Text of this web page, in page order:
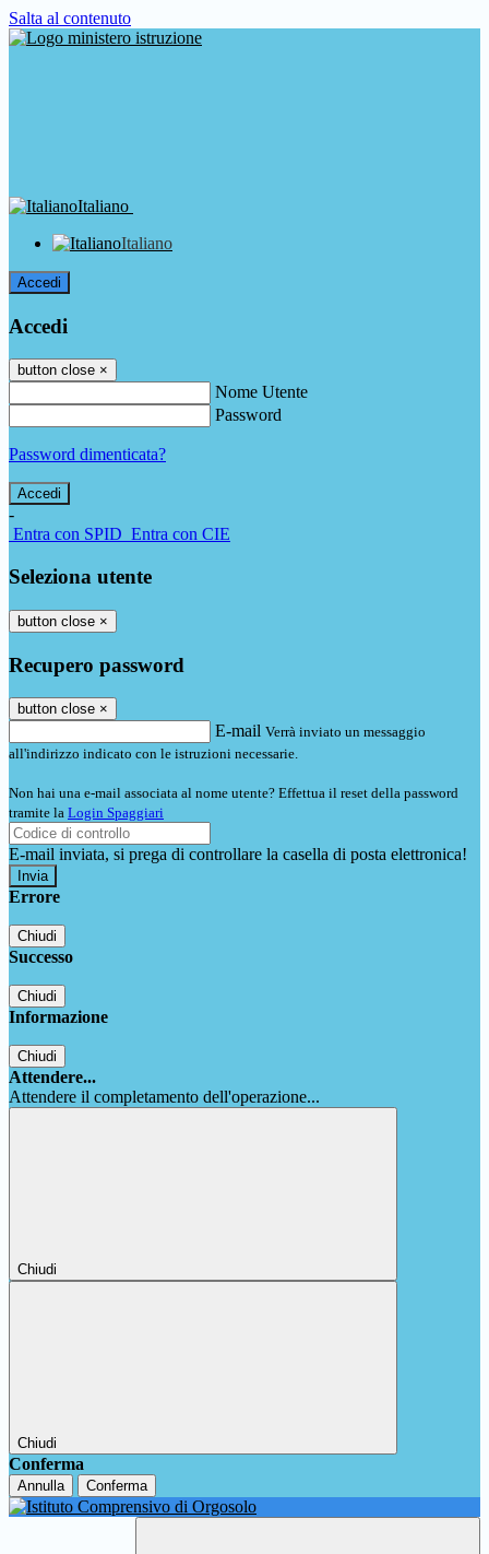
Salta al contenuto
Italiano
Italiano
Accedi
Accedi
button close ×
Nome Utente
Password
Password dimenticata?
-
Entra con SPID Entra con CIE
Seleziona utente
button close ×
Recupero password
button close ×
E-mail Verrà inviato un messaggio
all'indirizzo indicato con le istruzioni necessarie.
Non hai una e-mail associata al nome utente? Effettua il reset della password
tramite la Login Spaggiari
E-mail inviata, si prega di controllare la casella di posta elettronica!
Errore
Chiudi
Successo
Chiudi
Informazione
Chiudi
Attendere...
Attendere il completamento dell'operazione...
Chiudi
Chiudi
Conferma
Annulla Conferma